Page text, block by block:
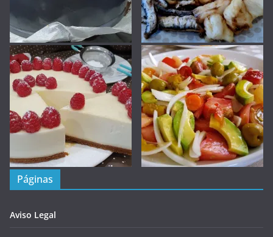
Páginas
Aviso Legal